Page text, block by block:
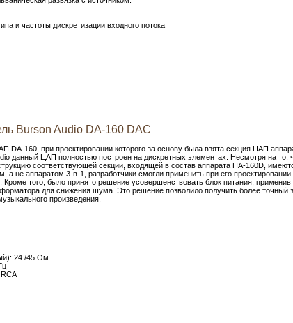
и частоты дискретизации входного потока
Burson Audio DA-160 DAC
DA-160, при проектировании которого за основу была взята секция ЦАП
данный ЦАП полностью построен на дискретных элементах. Несмотря на то,
соответствующей секции, входящей в состав аппарата HA-160D,
а не аппаратом 3-в-1, разработчики смогли применить при его проектировании
Кроме того, было принято решение усовершенствовать блок питания, применив
для снижения шума. Это решение позволило получить более точный
произведения.
24 /45 Ом